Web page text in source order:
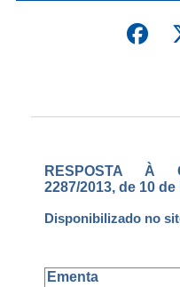
RESPOSTA À
2287/2013, de 10
Disponibilizado no
Ementa